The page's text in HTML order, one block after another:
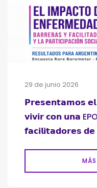
29 de junio 2026
𝗣𝗿𝗲𝘀𝗲𝗻𝘁𝗮𝗺𝗼𝘀
𝘃𝗶𝘃𝗶𝗿 𝗰𝗼𝗻 𝘂𝗻𝗮
𝗳𝗮𝗰𝗶𝗹𝗶𝘁𝗮𝗱𝗼𝗿𝗲𝘀